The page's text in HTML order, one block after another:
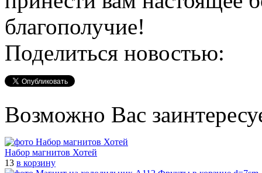
благополучие!
Поделиться новостью:
Возможно Вас
Набор магнитов Хотей
13 в корзину